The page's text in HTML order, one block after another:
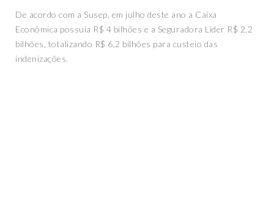
De acordo com a Susep, em julho deste ano a Caixa
Econômica possuía R$ 4 bilhões e a Seguradora Líder R$ 2,2
bilhões, totalizando R$ 6,2 bilhões para custeio das
indenizações.